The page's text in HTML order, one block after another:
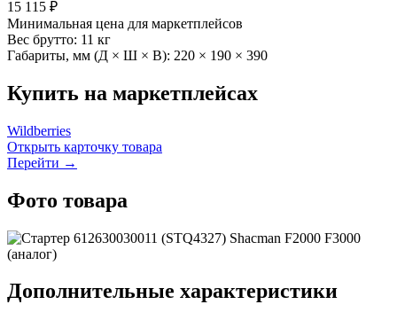
15 115 ₽
Минимальная цена для маркетплейсов
Вес брутто: 11 кг
Габариты, мм (Д × Ш × В): 220 × 190 × 390
Купить на маркетплейсах
Wildberries
Открыть карточку товара
Перейти →
Фото товара
Дополнительные характеристики